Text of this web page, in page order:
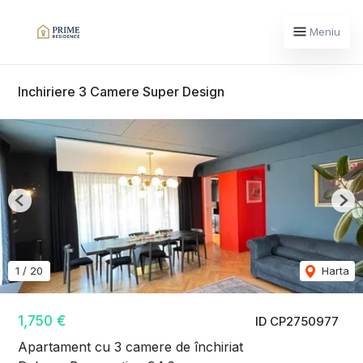
Meniu
Inchiriere 3 Camere Super Design
ID CP2750977
1,750 €
Apartament cu 3 camere de închiriat
1 / 20 Harta
Previous